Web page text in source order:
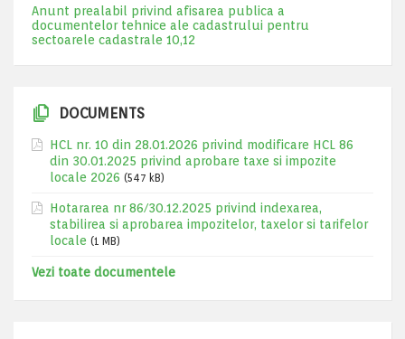
Anunt prealabil privind afisarea publica a
documentelor tehnice ale cadastrului pentru
sectoarele cadastrale 10,12
DOCUMENTS
HCL nr. 10 din 28.01.2026 privind modificare HCL 86
din 30.01.2025 privind aprobare taxe si impozite
locale 2026 (547 kB)
Hotararea nr 86/30.12.2025 privind indexarea,
stabilirea si aprobarea impozitelor, taxelor si tarifelor
locale (1 MB)
Vezi toate documentele